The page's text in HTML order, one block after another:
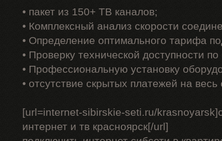
• пакет из 150+ ТВ каналов;
• Комплексный анализ скорости
• Определение оптимального тарифа
• Проверку технической доступности
• Профессиональную установку
• отсутствие скрытых платежей на
[url=internet-sibirskie-seti.ru/
интернет и тв красноярск[/url]